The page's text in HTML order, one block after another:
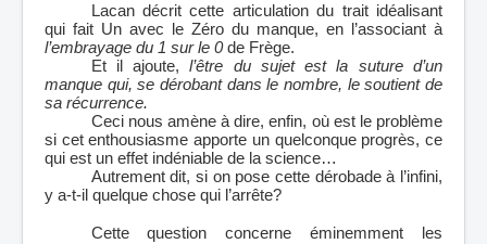
Lacan décrit cette articulation du trait idéalisant
qui fait Un avec le Zéro du manque, en l’associant à
l’embrayage du 1 sur le 0de Frège.
Et il ajoute,l’être du sujet est la suture d’un
manque qui, se dérobant dans le nombre, le soutient de
sa récurrence.
Ceci nous amène à dire, enfin, où est le problème
si cet enthousiasme apporte un quelconque progrès, ce
qui est un effet indéniable de la science…
Autrement dit, si on pose cette dérobade à l’infini,
y a-t-il quelque chose qui l’arrête?
Cette question concerne éminemment les